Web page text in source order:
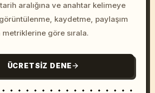
aralığına ve anahtar kelimeye
kaydetme, paylaşım
göre sırala.
ÜCRETSIZ DENE